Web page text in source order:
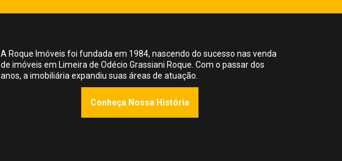
A Roque Imóveis foi fundada em 1984, nascendo do sucesso nas venda
de imóveis em Limeira de Odécio Grassiani Roque. Com o passar dos
anos, a imobiliária expandiu suas áreas de atuação.
Conheça Nossa História